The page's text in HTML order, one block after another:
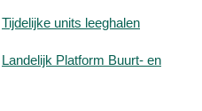
Tijdelijke units leeghalen
Landelijk Platform Buurt- en